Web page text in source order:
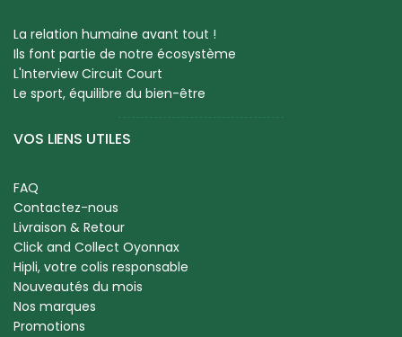
La relation humaine avant tout !
Ils font partie de notre écosystème
L'Interview Circuit Court
Le sport, équilibre du bien-être
VOS LIENS UTILES
FAQ
Contactez-nous
Livraison & Retour
Click and Collect Oyonnax
Hipli, votre colis responsable
Nouveautés du mois
Nos marques
Promotions